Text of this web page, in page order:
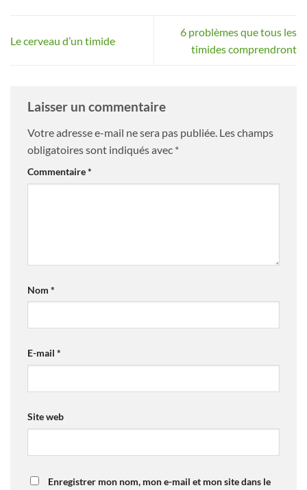
Le cerveau d’un timide
6 problèmes que tous les
timides comprendront
Laisser un commentaire
Votre adresse e-mail ne sera pas publiée. Les champs
obligatoires sont indiqués avec *
Commentaire*
Nom *
E-mail *
Site web
Enregistrer mon nom, mon e-mail et mon site dans le